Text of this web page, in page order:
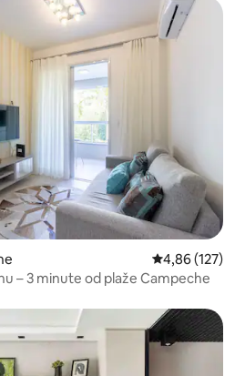
Prosječna
4,86 (127)
– 3 minute od plaže Campeche
s oznakom „Odabrali gosti”